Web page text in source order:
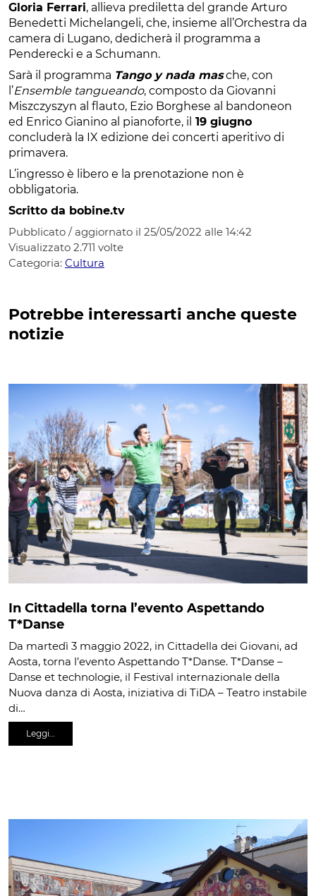
Gloria Ferrari, allieva prediletta del grande Arturo
Benedetti Michelangeli, che, insieme all’Orchestra da
camera di Lugano, dedicherà il programma a
Penderecki e a Schumann.
Sarà il programma Tango y nada masche, con
l’Ensemble tangueando, composto da Giovanni
Miszczyszyn al flauto, Ezio Borghese al bandoneon
ed Enrico Gianino al pianoforte, il 19 giugno
concluderà la IX edizione dei concerti aperitivo di
primavera.
L’ingresso è libero e la prenotazione non è
obbligatoria.
Scritto da bobine.tv
Pubblicato / aggiornato il 25/05/2022 alle 14:42
Visualizzato 2.711 volte
Categoria: Cultura
Potrebbe interessarti anche queste
notizie
In Cittadella torna l’evento Aspettando
T*Danse
Da martedì 3 maggio 2022, in Cittadella dei Giovani, ad
Aosta, torna l’evento Aspettando T*Danse. T*Danse –
Danse et technologie, il Festival internazionale della
Nuova danza di Aosta, iniziativa di TiDA – Teatro instabile
di…
Leggi…